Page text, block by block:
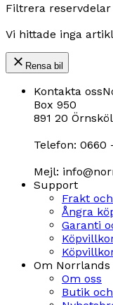
Filtrera
Vi hittade inga
Rensa bil
Kontakta oss
Box 950
891 20
Telefon: 0660
Mejl:
Support
Frakt
Ångra
Garanti
Om
Om oss
Butik